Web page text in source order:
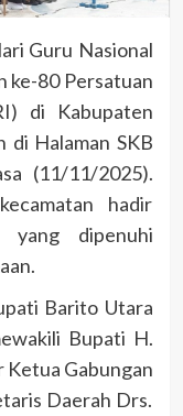
Guru Nasional
ke-80 Persatuan
di Kabupaten
di Halaman SKB
(11/11/2025).
hadir
yang dipenuhi
Barito Utara
Bupati H.
Ketua Gabungan
Daerah Drs.